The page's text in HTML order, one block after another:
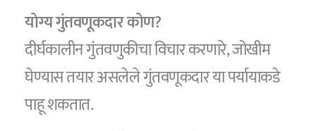
योग्य गुंतवणूकदार कोण?
दीर्घकालीन गुंतवणुकीचा विचार करणारे, जोखीम
घेण्यास तयार असलेले गुंतवणूकदार या पर्यायाकडे
पाहू शकतात.